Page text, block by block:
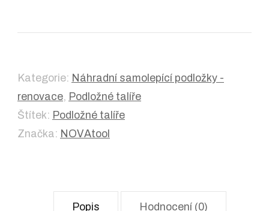
Kategorie: Náhradní samolepící podložky -
renovace, Podložné talíře
Štítek: Podložné talíře
Značka: NOVAtool
Popis Hodnocení (0)